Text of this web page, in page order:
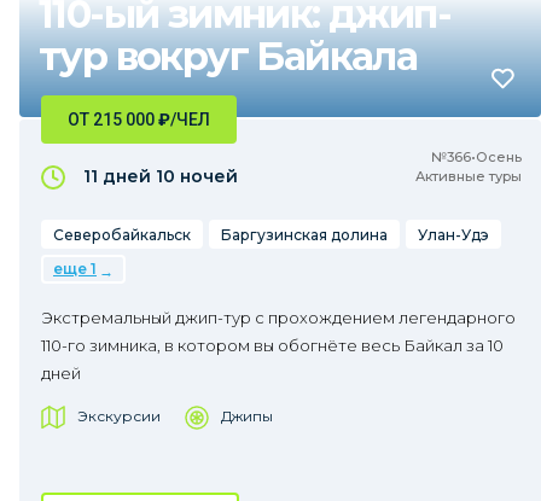
110-ый зимник: джип-
тур вокруг Байкала
№366•Осень
Активные туры
ОТ 215 000₽/ЧЕЛ
11 дней 10 ночей
Северобайкальск Баргузинская долина
Улан-Удэ
еще 1
Экстремальный джип-тур с прохождением легендарного
110-го зимника, в котором вы обогнёте весь Байкал за 10
дней
Экскурсии Джипы